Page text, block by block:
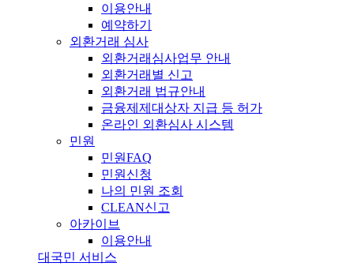
이용안내
예약하기
외환거래 심사
외환거래심사업무 안내
외환거래별 신고
외환거래 법규안내
금융제제대상자 지급 등 허가
온라인 외환심사 시스템
민원
민원FAQ
민원신청
나의 민원 조회
CLEAN신고
아카이브
이용안내
대국민 서비스